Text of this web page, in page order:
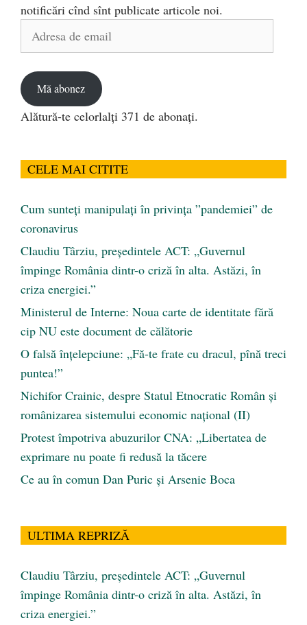
notificări cînd sînt publicate articole noi.
Mă abonez
Alătură-te celorlalți 371 de abonați.
CELE MAI CITITE
Cum sunteți manipulați în privința ”pandemiei” de
coronavirus
Claudiu Târziu, președintele ACT: „Guvernul
împinge România dintr-o criză în alta. Astăzi, în
criza energiei.”
Ministerul de Interne: Noua carte de identitate fără
cip NU este document de călătorie
O falsă înțelepciune: „Fă-te frate cu dracul, pînă treci
puntea!”
Nichifor Crainic, despre Statul Etnocratic Român şi
românizarea sistemului economic naţional (II)
Protest împotriva abuzurilor CNA: „Libertatea de
exprimare nu poate fi redusă la tăcere
Ce au în comun Dan Puric şi Arsenie Boca
ULTIMA REPRIZĂ
Claudiu Târziu, președintele ACT: „Guvernul
împinge România dintr-o criză în alta. Astăzi, în
criza energiei.”